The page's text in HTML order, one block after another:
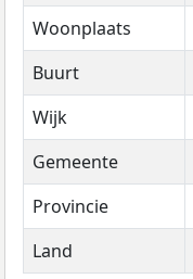
Woonplaats
Buurt
Wijk
Gemeente
Provincie
Land